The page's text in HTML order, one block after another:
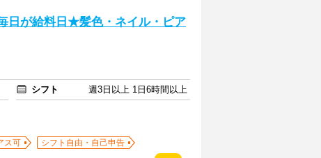
日が給料日★髪色・ネイル・ピア
シフト
週3日以上 1日6時間以上
ス可
シフト自由・自己申告